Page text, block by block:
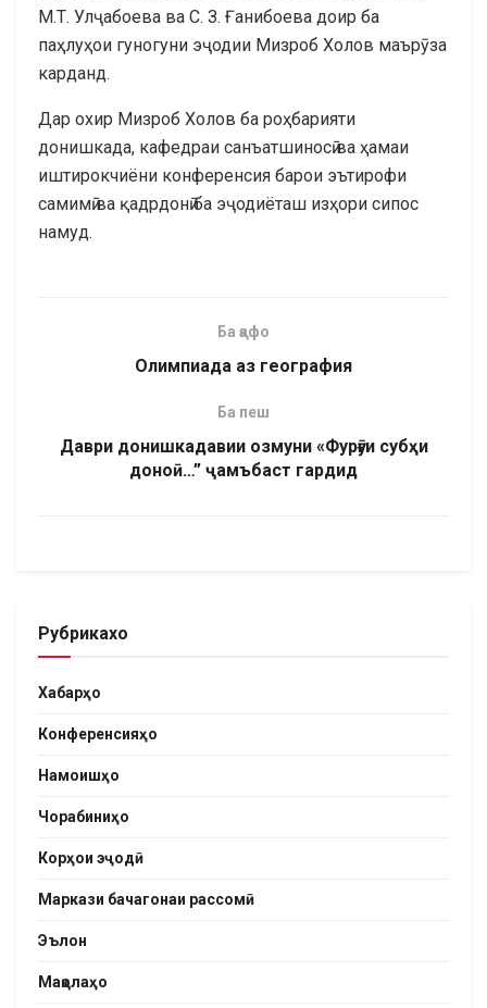
М.Т. Улҷабоева ва С. З. Ғанибоева доир ба
паҳлуҳои гуногуни эҷодии Мизроб Холов маърӯза
карданд.
Дар охир Мизроб Холов ба роҳбарияти
донишкада, кафедраи санъатшиносӣ ва ҳамаи
иштирокчиёни конференсия барои эътирофи
самимӣ ва қадрдонӣ ба эҷодиёташ изҳори сипос
намуд.
Ба қафо
Олимпиада аз география
Ба пеш
Даври донишкадавии озмуни «Фурӯғи субҳи
доноӣ…” ҷамъбаст гардид
Рубрикахо
Хабарҳо
Конференсияҳо
Намоишҳо
Чорабиниҳо
Корҳои эҷодӣ
Маркази бачагонаи рассомӣ
Эълон
Мақолаҳо